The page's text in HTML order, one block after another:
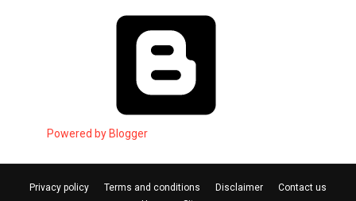
Powered by Blogger
Privacy policy Terms and conditions Disclaimer
Contact us